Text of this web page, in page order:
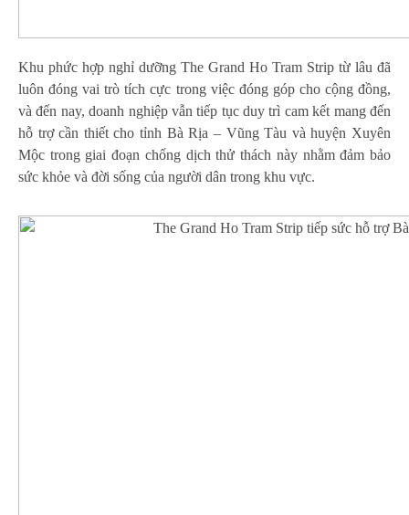
Khu phức hợp nghỉ dưỡng The Grand Ho Tram Strip từ lâu đã
luôn đóng vai trò tích cực trong việc đóng góp cho cộng đồng,
và đến nay, doanh nghiệp vẫn tiếp tục duy trì cam kết mang đến
hỗ trợ cần thiết cho tỉnh Bà Rịa – Vũng Tàu và huyện Xuyên
Mộc trong giai đoạn chống dịch thử thách này nhằm đảm bảo
sức khỏe và đời sống của người dân trong khu vực.